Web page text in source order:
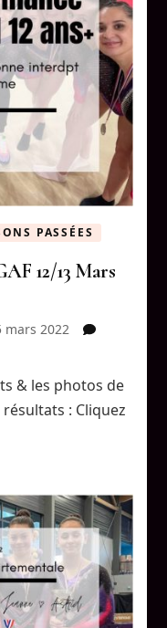
PASSÉES
12/13 Mars
mars 2022
& les photos de
: Cliquez